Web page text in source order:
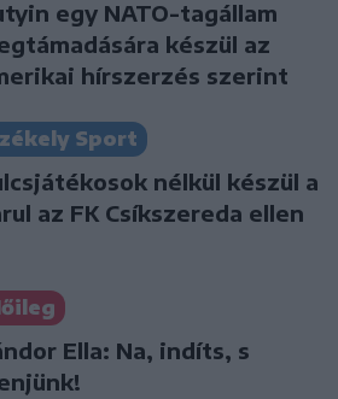
egy NATO-tagállam
készül az
hírszerzés szerint
Sport
nélkül készül a
az FK Csíkszereda ellen
Ella: Na, indíts, s